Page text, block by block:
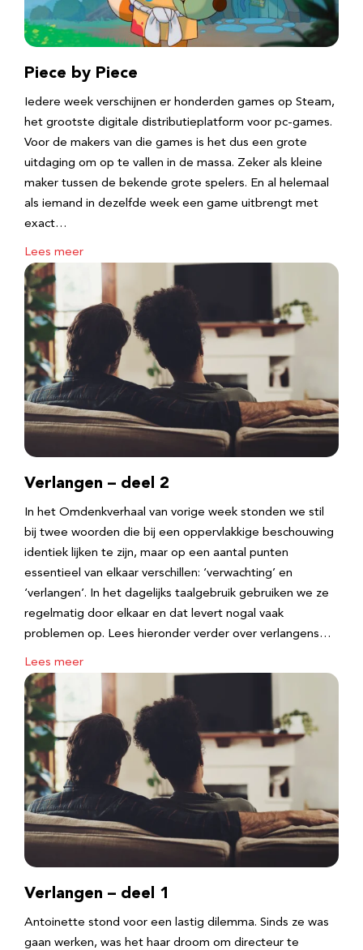
Piece by Piece
Iedere week verschijnen er honderden games op Steam,
het grootste digitale distributieplatform voor pc-games.
Voor de makers van die games is het dus een grote
uitdaging om op te vallen in de massa. Zeker als kleine
maker tussen de bekende grote spelers. En al helemaal
als iemand in dezelfde week een game uitbrengt met
exact…
Lees meer
Verlangen – deel 2
In het Omdenkverhaal van vorige week stonden we stil
bij twee woorden die bij een oppervlakkige beschouwing
identiek lijken te zijn, maar op een aantal punten
essentieel van elkaar verschillen: ‘verwachting’ en
‘verlangen’. In het dagelijks taalgebruik gebruiken we ze
regelmatig door elkaar en dat levert nogal vaak
problemen op. Lees hieronder verder over verlangens…
Lees meer
Verlangen – deel 1
Antoinette stond voor een lastig dilemma. Sinds ze was
gaan werken, was het haar droom om directeur te